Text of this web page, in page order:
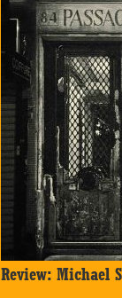
Review: Michael